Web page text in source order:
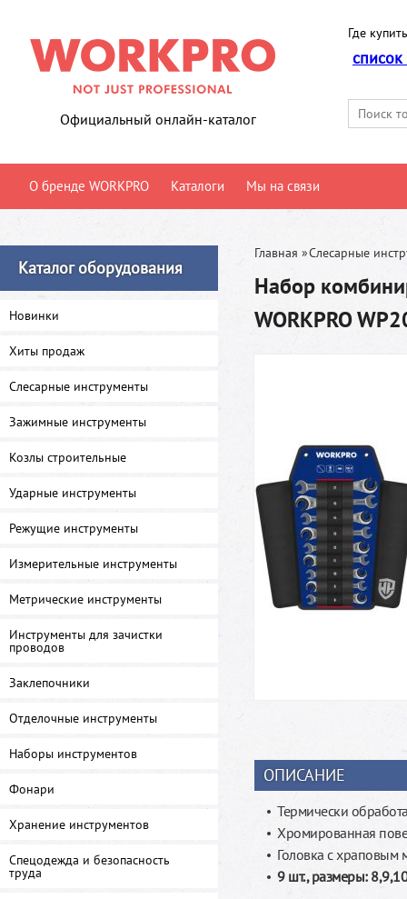
Официальный онлайн-каталог
Где
О бренде WORKPRO Каталоги Мы на связи
Каталог оборудования
Новинки
Хиты продаж
Слесарные инструменты
Зажимные инструменты
Козлы строительные
Ударные инструменты
Режущие инструменты
Измерительные инструменты
Метрические инструменты
Инструменты для зачистки
проводов
Заклепочники
Отделочные инструменты
Наборы инструментов
Фонари
Хранение инструментов
Спецодежда и безопасность
труда
Главная »Слесарные
Набор
WORKPRO
ОПИСАНИЕ
Термически
Хромированная
Головка с храповым
9 шт., размеры: